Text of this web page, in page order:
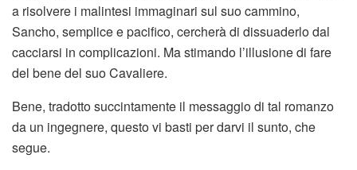
a risolvere i malintesi immaginari sul suo cammino,
Sancho, semplice e pacifico, cercherà di dissuaderlo dal
cacciarsi in complicazioni. Ma stimando l’illusione di fare
del bene del suo Cavaliere.
Bene, tradotto succintamente il messaggio di tal romanzo
da un ingegnere, questo vi basti per darvi il sunto, che
segue.